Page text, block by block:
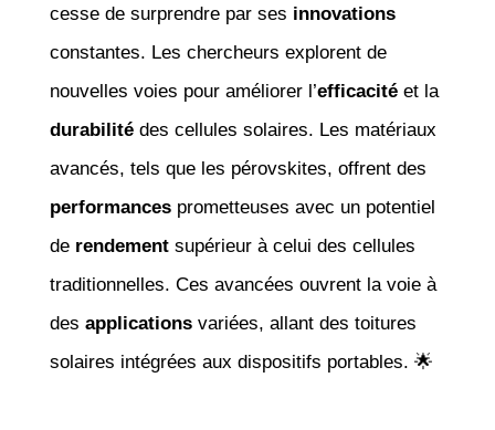
cesse de surprendre par ses innovations
constantes. Les chercheurs explorent de
nouvelles voies pour améliorer l’efficacitéet la
durabilitédes cellules solaires. Les matériaux
avancés, tels que les pérovskites, offrent des
performancesprometteuses avec un potentiel
de rendementsupérieur à celui des cellules
traditionnelles. Ces avancées ouvrent la voie à
des applicationsvariées, allant des toitures
solaires intégrées aux dispositifs portables. 🌟